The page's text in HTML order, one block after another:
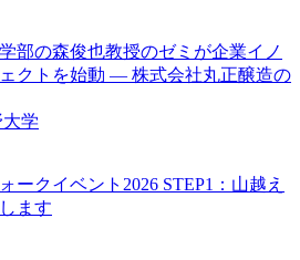
部の森俊也教授のゼミが企業イノ
クトを始動 ― 株式会社丸正醸造の
学
ークイベント2026 STEP1：山越え
ます